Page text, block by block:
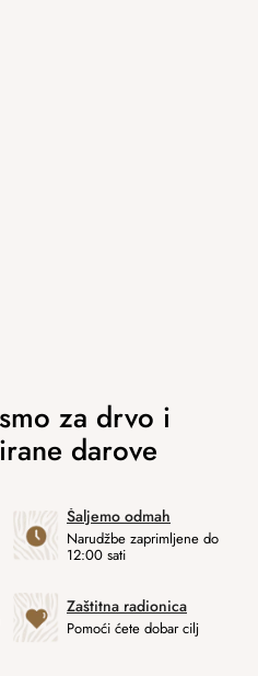
Šaljemo odmah
Narudžbe zaprimljene do
12:00 sati
Zaštitna radionica
Pomoći ćete dobar cilj